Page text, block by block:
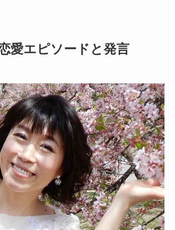
愛エピソードと発言